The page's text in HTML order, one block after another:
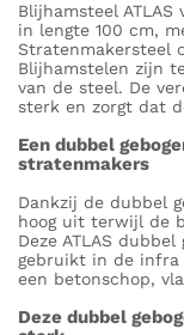
Blijhamsteel
in lengte 100 cm,
Stratenmakersteel
Blijhamstelen zijn
van de steel. De
sterk en zorgt dat
Een dubbel
stratenmakers
Dankzij de dubbel
hoog uit terwijl de
Deze ATLAS
gebruikt in de infra
een betonschop,
Deze dubbel